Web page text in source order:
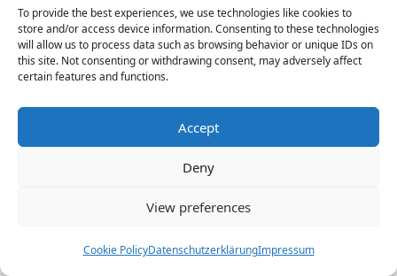
To provide the best experiences, we use technologies like cookies to
store and/or access device information. Consenting to these technologies
will allow us to process data such as browsing behavior or unique IDs on
this site. Not consenting or withdrawing consent, may adversely affect
certain features and functions.
Accept
Deny
View preferences
Cookie PolicyDatenschutzerklärungImpressum
Datenbankmanagement zu verbessern,
sollten Studierende auch praktische
Erfahrungen sammeln, sei es durch
Initiativen. Diese praktischen Erfahrungen
ermöglichen es den Studierenden, ihr
theoretisches Wissen anzuwenden und die
erforderlichen Fähigkeiten in der realen